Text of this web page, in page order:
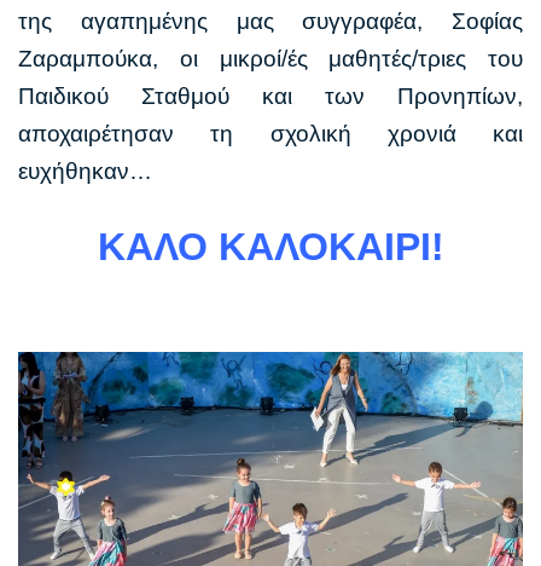
της αγαπημένης μας συγγραφέα, Σοφίας
Ζαραμπούκα, οι μικροί/ές μαθητές/τριες του
Παιδικού Σταθμού και των Προνηπίων,
αποχαιρέτησαν τη σχολική χρονιά και
ευχήθηκαν…
ΚΑΛΟ ΚΑΛΟΚΑΙΡΙ!